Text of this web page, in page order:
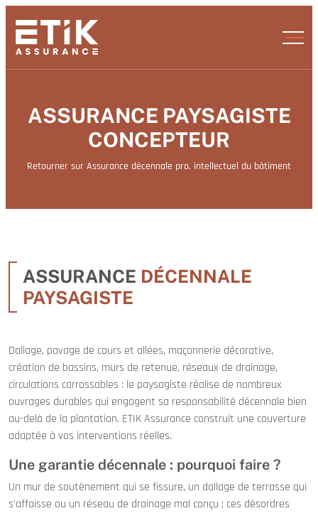
ASSURANCE PAYSAGISTE
CONCEPTEUR
Retourner sur Assurance décennale pro. intellectuel du bâtiment
ASSURANCE DÉCENNALE
PAYSAGISTE
Dallage, pavage de cours et allées, maçonnerie décorative,
création de bassins, murs de retenue, réseaux de drainage,
circulations carrossables : le paysagiste réalise de nombreux
ouvrages durables qui engagent sa responsabilité décennale bien
au-delà de la plantation. ETIK Assurance construit une couverture
adaptée à vos interventions réelles.
Une garantie décennale : pourquoi faire ?
Un mur de soutènement qui se fissure, un dallage de terrasse qui
s'affaisse ou un réseau de drainage mal conçu : ces désordres